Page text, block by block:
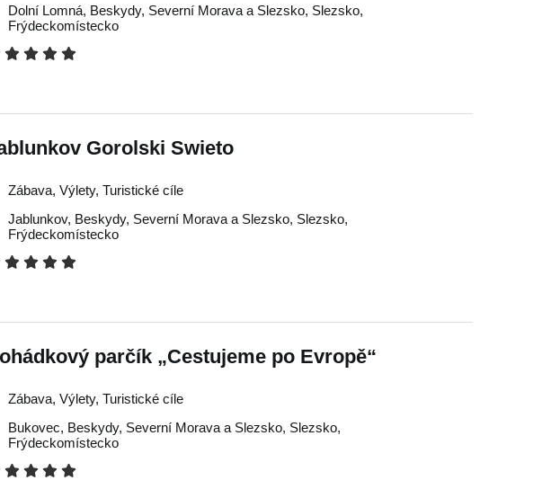
Dolní Lomná, Beskydy, Severní Morava a Slezsko, Slezsko,
Frýdeckomístecko
Gorolski Swieto
Zábava, Výlety, Turistické cíle
Jablunkov, Beskydy, Severní Morava a Slezsko, Slezsko,
Frýdeckomístecko
parčík „Cestujeme po Evropě“
Zábava, Výlety, Turistické cíle
Bukovec, Beskydy, Severní Morava a Slezsko, Slezsko,
Frýdeckomístecko